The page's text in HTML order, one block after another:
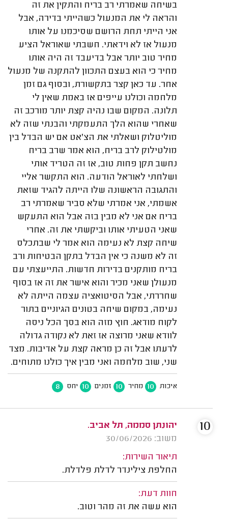
בשיחה שאמרתי רב בריח והתקין את זה
והראה לי את המנעול כשהייתי בדירה, אבל
אני הייתי תחת הרושם שסיכמנו על אותו
מנעול אז לא וידאתי. חשבתי שאוראל הציע
מחיר טוב יותר אבל בדיעבד זה היה אותו
מחיר כי הוא בעצם התכוון להתקנה של מנעול
אחר. עד כאן קצר בתקשורת, ובסוף גם זמן
מלחמה וכולנו עייפים אז באמת שאין לי
תלונה. המקום שבו נהיה קצת יותר מורכב זה
שאחרי שהוא הלך התעמקתי והבנתי שזה לא
מוליטלוק ושאלתי את הצ'אט אם יש הבדל בין
מולטילוק לרב בריח, הוא אמר שרב בריח
נחשב תקן פחות טוב, אז זה הטריד אותי
ושלחתי לאוראל הודעה. הוא התקשר אליי
והתגובה הראשונה שלו הייתה להגיד שזאת
אשמתי, אני אמרתי שלא סביר שאמרתי רב
בריח אם אני לא מבין בזה אבל הוא התעקש
שאני הטעיתי אותו וביקשתי את זה. אחרי
שיחה קצת לא נעימה הוא אמר לי שבתכלס
זה לא משנה כי אין הבדל בתקן הבטיחות ורב
בריח מותקנים בדירות חדשות. התייעצתי עם
מנעולן שאני מכיר והוא אישר את זה אז בסוף
שחררתי, אבל הסיטואציה עצמה הייתה לא
נעימה, במקום שיחה בטונים הגיוניים בתור
לקוח מודאג. חוץ מזה הוא בסך הכל ניסה
לוודא שאני מרוצה אז זאת לא נקודה גדולה
לרעתו אבל זה כן מראה קצת על אדיבות. מצד
שני, שוב מלחמה ואני מבין איך כולנו מתוחים.
איכות 10 מחיר 10 זמנים 10 יחס 8
יהונתן סממה, תל אביב.
משוב: 30/06/2026
תיאור השירות:
החלפת צילינדר לדלת פלדלת.
חוות דעת:
הוא עשה את זה מהר וטוב.
10